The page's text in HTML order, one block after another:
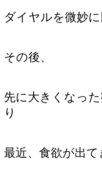
ダイヤルを微妙
その後、
先に大きくなっ
り
最近、食欲が出て